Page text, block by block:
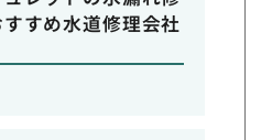
すめ水道修理会社